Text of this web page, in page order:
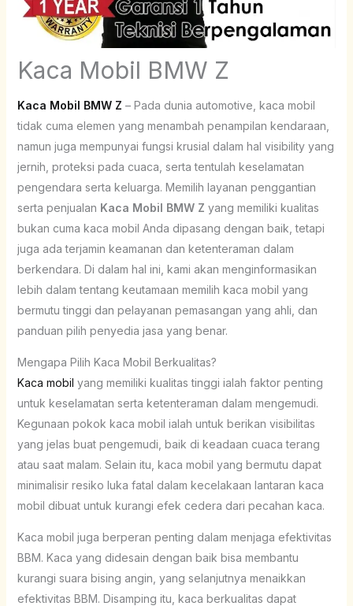
Kaca Mobil BMW Z
Kaca Mobil BMW Z – Pada dunia automotive, kaca mobil
tidak cuma elemen yang menambah penampilan kendaraan,
namun juga mempunyai fungsi krusial dalam hal visibility yang
jernih, proteksi pada cuaca, serta tentulah keselamatan
pengendara serta keluarga. Memilih layanan penggantian
serta penjualan Kaca Mobil BMW Z yang memiliki kualitas
bukan cuma kaca mobil Anda dipasang dengan baik, tetapi
juga ada terjamin keamanan dan ketenteraman dalam
berkendara. Di dalam hal ini, kami akan menginformasikan
lebih dalam tentang keutamaan memilih kaca mobil yang
bermutu tinggi dan pelayanan pemasangan yang ahli, dan
panduan pilih penyedia jasa yang benar.
Mengapa Pilih Kaca Mobil Berkualitas?
Kaca mobil yang memiliki kualitas tinggi ialah faktor penting
untuk keselamatan serta ketenteraman dalam mengemudi.
Kegunaan pokok kaca mobil ialah untuk berikan visibilitas
yang jelas buat pengemudi, baik di keadaan cuaca terang
atau saat malam. Selain itu, kaca mobil yang bermutu dapat
minimalisir resiko luka fatal dalam kecelakaan lantaran kaca
mobil dibuat untuk kurangi efek cedera dari pecahan kaca.
Kaca mobil juga berperan penting dalam menjaga efektivitas
BBM. Kaca yang didesain dengan baik bisa membantu
kurangi suara bising angin, yang selanjutnya menaikkan
efektivitas BBM. Disamping itu, kaca berkualitas dapat